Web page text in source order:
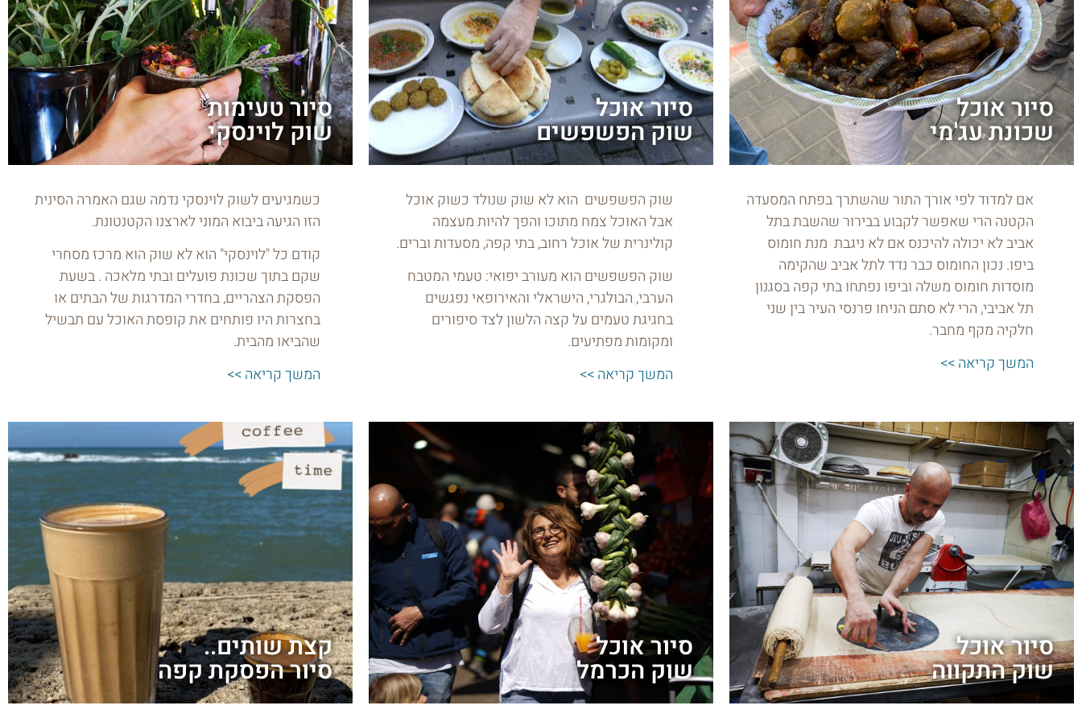
סיור אוכל
שכונת עג'מי
אם למדוד לפי אורך התור שהשתרך בפתח המסעדה
הקטנה הרי שאפשר לקבוע בבירור שהשבת בתל
אביב לא יכולה להיכנס אם לא ניגבת מנת חומוס
ביפו. נכון החומוס כבר נדד לתל אביב שהקימה
מוסדות חומוס משלה וביפו נפתחו בתי קפה בסגנון
תל אביבי, הרי לא סתם הניחו פרנסי העיר בין שני
חלקיה מקף מחבר.
המשך קריאה >>
סיור אוכל
שוק הפשפשים
שוק הפשפשים הוא לא שוק שנולד כשוק אוכל
אבל האוכל צמח מתוכו והפך להיות מעצמה
קולינרית של אוכל רחוב, בתי קפה, מסעדות וברים.
שוק הפשפשים הוא מעורב יפואי: טעמי המטבח
הערבי, הבולגרי, הישראלי והאירופאי נפגשים
בחגיגת טעמים על קצה הלשון לצד סיפורים
ומקומות מפתיעים.
המשך קריאה >>
סיור טעימות
שוק לוינסקי
כשמגיעים לשוק לוינסקי נדמה שגם האמרה הסינית
הזו הגיעה ביבוא המוני לארצנו הקטנטונת.
קודם כל "לוינסקי" הוא לא שוק הוא מרכז מסחרי
שקם בתוך שכונת פועלים ובתי מלאכה . בשעת
הפסקת הצהריים, בחדרי המדרגות של הבתים או
בחצרות היו פותחים את קופסת האוכל עם תבשיל
שהביאו מהבית.
המשך קריאה >>
סיור אוכל
שוק התקווה
סיור אוכל
שוק הכרמל
קצת שותים..
סיור הפסקת קפה